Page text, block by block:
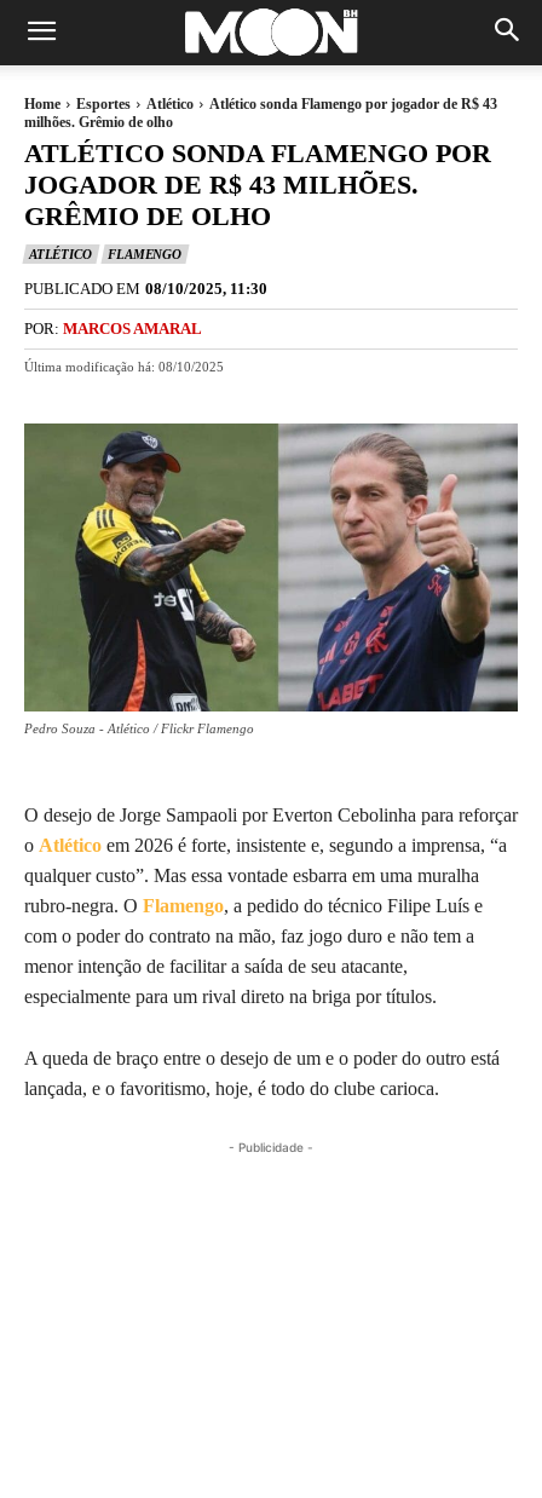
Home Esportes Atlético
Atlético sonda Flamengo por jogador de R$ 43
milhões. Grêmio de olho
ATLÉTICO SONDA FLAMENGO POR
JOGADOR DE R$ 43 MILHÕES.
GRÊMIO DE OLHO
ATLÉTICO FLAMENGO
PUBLICADO EM 08/10/2025, 11:30
POR: MARCOS AMARAL
Última modificação há: 08/10/2025
Pedro Souza - Atlético / Flickr Flamengo
O desejo de Jorge Sampaoli por Everton Cebolinha para reforçar
o Atlético em 2026 é forte, insistente e, segundo a imprensa, “a
qualquer custo”. Mas essa vontade esbarra em uma muralha
rubro-negra. O Flamengo, a pedido do técnico Filipe Luís e
com o poder do contrato na mão, faz jogo duro e não tem a
menor intenção de facilitar a saída de seu atacante,
especialmente para um rival direto na briga por títulos.
A queda de braço entre o desejo de um e o poder do outro está
lançada, e o favoritismo, hoje, é todo do clube carioca.
- Publicidade -